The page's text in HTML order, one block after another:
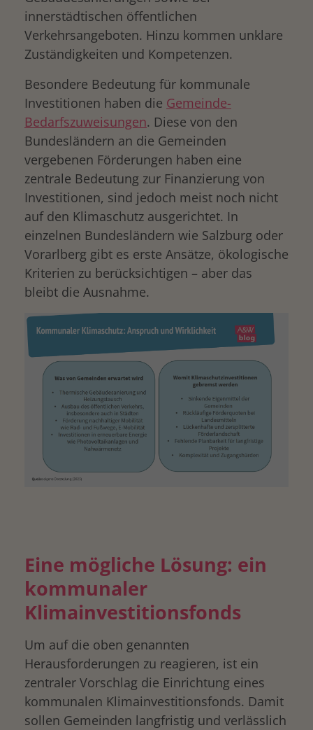
innerstädtischen öffentlichen
Verkehrsangeboten. Hinzu kommen unklare
Zuständigkeiten und Kompetenzen.
Besondere Bedeutung für kommunale
Investitionen haben die Gemeinde-
Bedarfszuweisungen. Diese von den
Bundesländern an die Gemeinden
vergebenen Förderungen haben eine
zentrale Bedeutung zur Finanzierung von
Investitionen, sind jedoch meist noch nicht
auf den Klimaschutz ausgerichtet. In
einzelnen Bundesländern wie Salzburg oder
Vorarlberg gibt es erste Ansätze, ökologische
Kriterien zu berücksichtigen – aber das
bleibt die Ausnahme.
Eine mögliche Lösung: ein
kommunaler
Klimainvestitionsfonds
Um auf die oben genannten
Herausforderungen zu reagieren, ist ein
zentraler Vorschlag die Einrichtung eines
kommunalen Klimainvestitionsfonds. Damit
sollen Gemeinden langfristig und verlässlich